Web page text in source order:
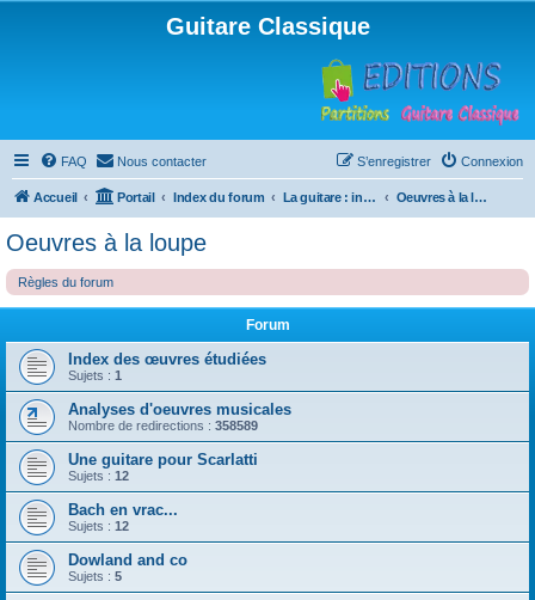
Guitare Classique
FAQ Nous contacter Connexion
S’enregistrer
Accueil Portail Index du forum La guitare : instrument, cours et théorie Oeuvres à la loupe
Oeuvres à la loupe
Règles du forum
Forum
Index des œuvres étudiées
Sujets : 1
Analyses d'oeuvres musicales
Nombre de redirections : 358589
Une guitare pour Scarlatti
Sujets : 12
Bach en vrac...
Sujets : 12
Dowland and co
Sujets : 5